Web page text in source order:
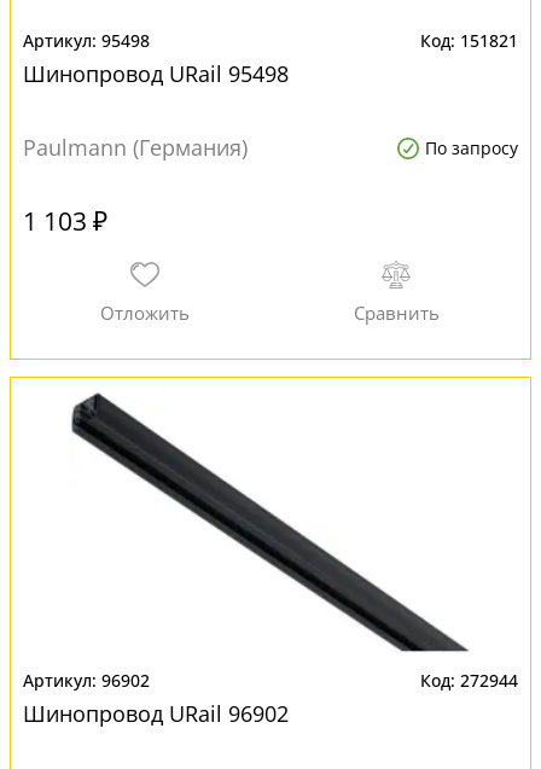
95498 151821
Шинопровод URail 95498
Paulmann (Германия) По запросу
1 103 ₽
96902 272944
Шинопровод URail 96902